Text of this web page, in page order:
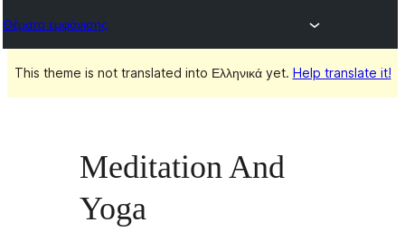
Θέματα εμφάνισης
This theme is not translated into Ελληνικά yet. Help translate it!
Meditation And
Yoga